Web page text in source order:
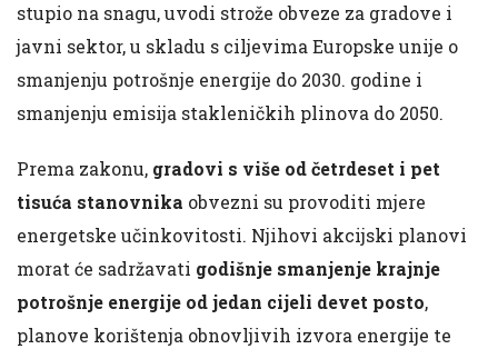
stupio na snagu, uvodi strože obveze za gradove i
javni sektor, u skladu s ciljevima Europske unije o
smanjenju potrošnje energije do 2030. godine i
smanjenju emisija stakleničkih plinova do 2050.
Prema zakonu, gradovi s više od četrdeset i pet
tisuća stanovnika obvezni su provoditi mjere
energetske učinkovitosti. Njihovi akcijski planovi
morat će sadržavati godišnje smanjenje krajnje
potrošnje energije od jedan cijeli devet posto,
planove korištenja obnovljivih izvora energije te